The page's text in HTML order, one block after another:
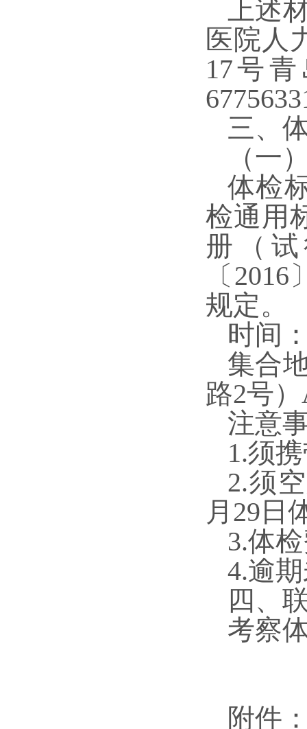
上述
医院人
17号
三、
（一
体检
检通用
册（
〔
规定。
时间
集合
路2号
注意
1.须
2.须
月 29 日
3.体
4.逾
四、
考察
附件